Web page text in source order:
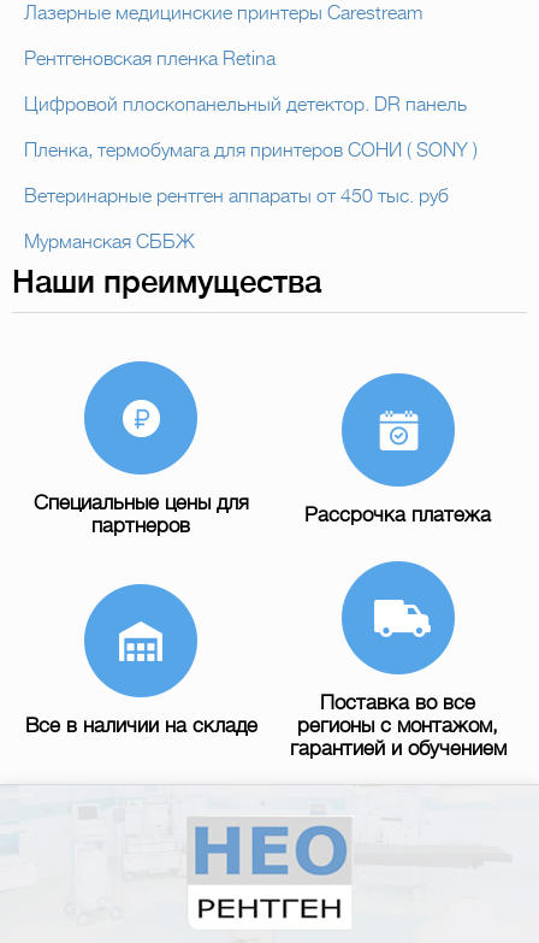
Лазерные медицинские принтеры Carestream
Рентгеновская пленка Retina
Цифровой плоскопанельный детектор. DR панель
Пленка, термобумага для принтеров СОНИ ( SONY )
Ветеринарные рентген аппараты от 450 тыс. руб
Мурманская СББЖ
Наши преимущества
Специальные цены для
партнеров
Рассрочка платежа
Все в наличии на складе
Поставка во все
регионы с монтажом,
гарантией и обучением